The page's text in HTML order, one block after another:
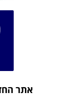
אתר